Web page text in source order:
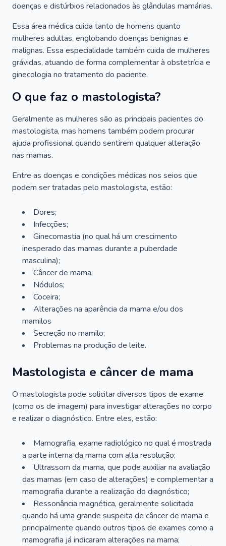
doenças e distúrbios relacionados às glândulas mamárias.
Essa área médica cuida tanto de homens quanto
mulheres adultas, englobando doenças benignas e
malignas. Essa especialidade também cuida de mulheres
grávidas, atuando de forma complementar à obstetrícia e
ginecologia no tratamento do paciente.
O que faz o mastologista?
Geralmente as mulheres são as principais pacientes do
mastologista, mas homens também podem procurar
ajuda profissional quando sentirem qualquer alteração
nas mamas.
Entre as doenças e condições médicas nos seios que
podem ser tratadas pelo mastologista, estão:
Dores;
Infecções;
Ginecomastia (no qual há um crescimento
inesperado das mamas durante a puberdade
masculina);
Câncer de mama;
Nódulos;
Coceira;
Alterações na aparência da mama e/ou dos
mamilos
Secreção no mamilo;
Problemas na produção de leite.
Mastologista e câncer de mama
O mastologista pode solicitar diversos tipos de exame
(como os de imagem) para investigar alterações no corpo
e realizar o diagnóstico. Entre eles, estão:
Mamografia, exame radiológico no qual é mostrada
a parte interna da mama com alta resolução;
Ultrassom da mama, que pode auxiliar na avaliação
das mamas (em caso de alterações) e complementar a
mamografia durante a realização do diagnóstico;
Ressonância magnética, geralmente solicitada
quando há uma grande suspeita de câncer de mama e
principalmente quando outros tipos de exames como a
mamografia já indicaram alterações na mama;